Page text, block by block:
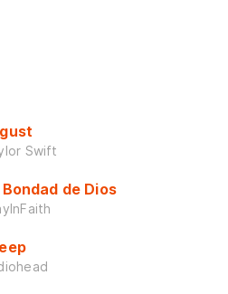
Swift
Bondad de Dios